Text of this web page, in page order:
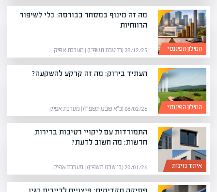
המילון הפיננסי
מה זה מינוף במסחר בבורסה: כלי לשיפור
הרווחיות
28/12/25 (ח׳ טבת תשפ״ו) | מערכת אפיק
המילון הפיננסי
העתיד בירוק: מה זה קרקע להשקעה?
08/02/26 (כ״א שבט תשפ״ו) | מערכת אפיק
איתור נזילות
התמודדות עם ליקויי רטיבות בדירות
חדשות: מה חשוב לדעת?
20/01/26 (ב׳ שבט תשפ״ו) | מערכת אפיק